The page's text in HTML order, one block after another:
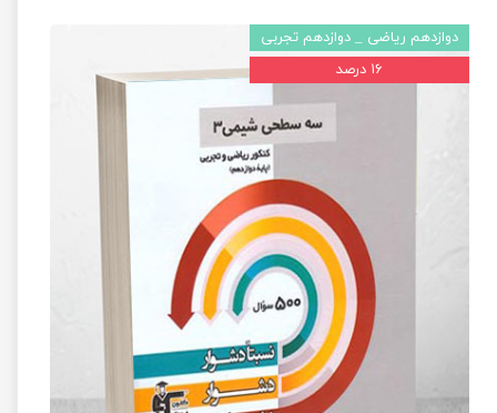
دوازدهم ریاضی _ دوازدهم تجربی
۱۶ درصد